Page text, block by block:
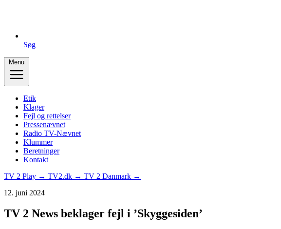
Søg
Menu
Etik
Klager
Fejl og rettelser
Pressenævnet
Radio TV-Nævnet
Klummer
Beretninger
Kontakt
TV 2 Play → TV2.dk → TV 2 Danmark →
12. juni 2024
TV 2 News beklager fejl i ’Skyggesiden’